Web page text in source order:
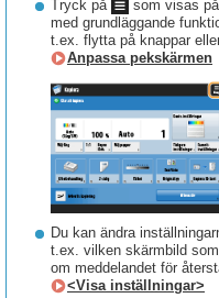
Tryck på
som visas
med grundläggande
t.ex. flytta på knappar
Anpassa pekskärmen
Du kan ändra
t.ex. vilken skärmbild
om meddelandet för
<Visa inställningar>